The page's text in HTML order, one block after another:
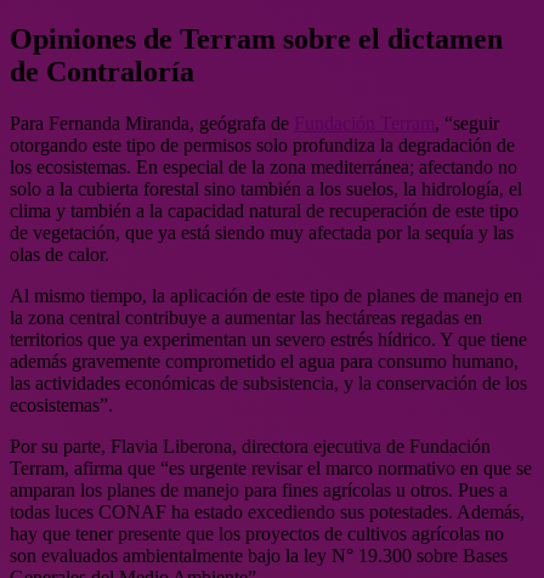
Opiniones de Terram sobre el dictamen
de Contraloría
Para Fernanda Miranda, geógrafa de
, “seguir
otorgando este tipo de permisos solo profundiza la degradación de
los ecosistemas. En especial de la zona mediterránea; afectando no
solo a la cubierta forestal sino también a los suelos, la hidrología, el
clima y también a la capacidad natural de recuperación de este tipo
de vegetación, que ya está siendo muy afectada por la sequía y las
olas de calor.
Al mismo tiempo, la aplicación de este tipo de planes de manejo en
la zona central contribuye a aumentar las hectáreas regadas en
territorios que ya experimentan un severo estrés hídrico. Y que tiene
además gravemente comprometido el agua para consumo humano,
las actividades económicas de subsistencia, y la conservación de los
ecosistemas”.
Por su parte, Flavia Liberona, directora ejecutiva de Fundación
Terram, afirma que “es urgente revisar el marco normativo en que se
amparan los planes de manejo para fines agrícolas u otros. Pues a
todas luces CONAF ha estado excediendo sus potestades. Además,
hay que tener presente que los proyectos de cultivos agrícolas no
son evaluados ambientalmente bajo la ley N° 19.300 sobre Bases